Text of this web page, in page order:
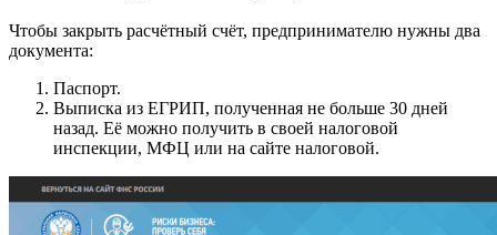
Чтобы закрыть расчётный счёт, предпринимателю нужны два
документа:
Паспорт.
Выписка из ЕГРИП, полученная не больше 30 дней
назад. Её можно получить в своей налоговой
инспекции, МФЦ или на сайте налоговой.